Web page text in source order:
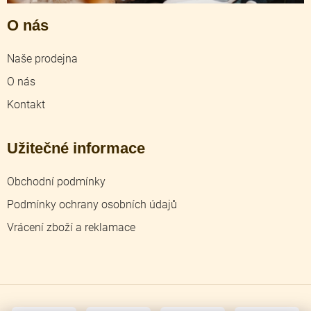
O nás
Naše prodejna
O nás
Kontakt
Užitečné informace
Obchodní podmínky
Podmínky ochrany osobních údajů
Vrácení zboží a reklamace